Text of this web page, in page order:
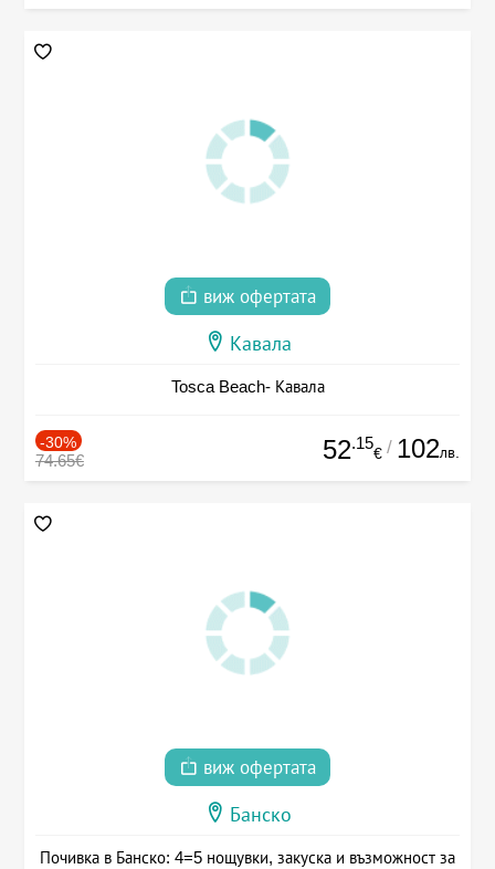
виж офертата
Кавала
Tosca Beach- Кавала
-30%
74.65€ 52.15
€ / 102лв.
виж офертата
Банско
Почивка в Банско: 4=5 нощувки, закуска и възможност за